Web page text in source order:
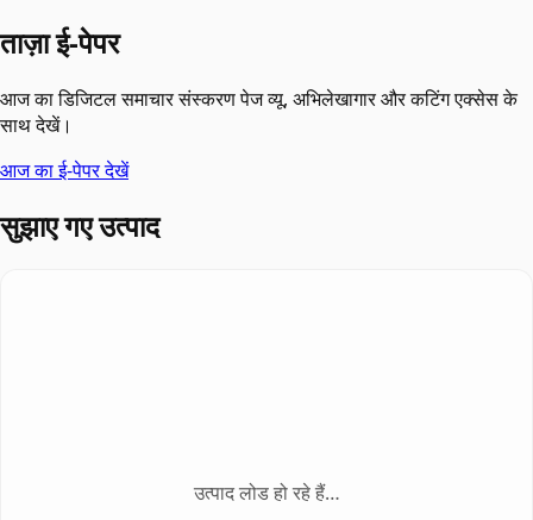
ताज़ा ई-पेपर
आज का डिजिटल समाचार संस्करण पेज व्यू, अभिलेखागार और कटिंग एक्सेस के
साथ देखें।
आज का ई-पेपर देखें
सुझाए गए उत्पाद
उत्पाद लोड हो रहे हैं…